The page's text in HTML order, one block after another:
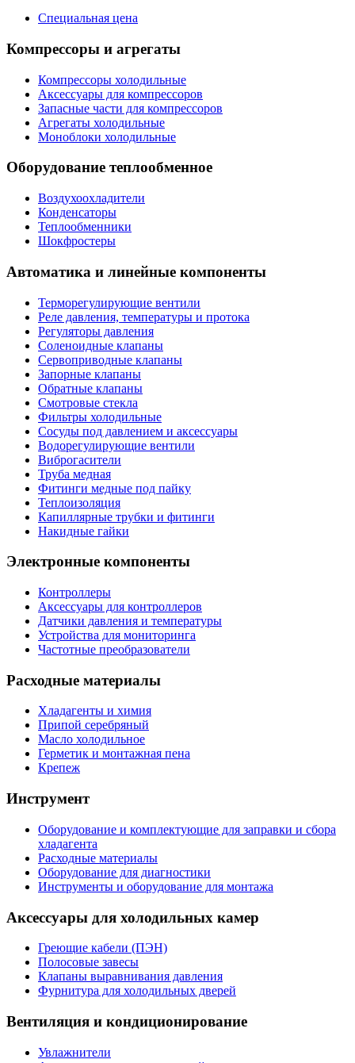
Специальная цена
Компрессоры и агрегаты
Компрессоры холодильные
Аксессуары для компрессоров
Запасные части для компрессоров
Агрегаты холодильные
Моноблоки холодильные
Оборудование теплообменное
Воздухоохладители
Конденсаторы
Теплообменники
Шокфростеры
Автоматика и линейные компоненты
Терморегулирующие вентили
Реле давления, температуры и протока
Регуляторы давления
Соленоидные клапаны
Сервоприводные клапаны
Запорные клапаны
Обратные клапаны
Смотровые стекла
Фильтры холодильные
Сосуды под давлением и аксессуары
Водорегулирующие вентили
Виброгасители
Труба медная
Фитинги медные под пайку
Теплоизоляция
Капиллярные трубки и фитинги
Накидные гайки
Электронные компоненты
Контроллеры
Аксессуары для контроллеров
Датчики давления и температуры
Устройства для мониторинга
Частотные преобразователи
Расходные материалы
Хладагенты и химия
Припой серебряный
Масло холодильное
Герметик и монтажная пена
Крепеж
Инструмент
Оборудование и комплектующие для заправки и сбора
хладагента
Расходные материалы
Оборудование для диагностики
Инструменты и оборудование для монтажа
Аксессуары для холодильных камер
Греющие кабели (ПЭН)
Полосовые завесы
Клапаны выравнивания давления
Фурнитура для холодильных дверей
Вентиляция и кондиционирование
Увлажнители